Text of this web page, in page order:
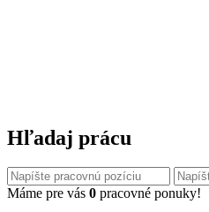
Hľadaj prácu
Máme pre vás 0 pracovné ponuky!